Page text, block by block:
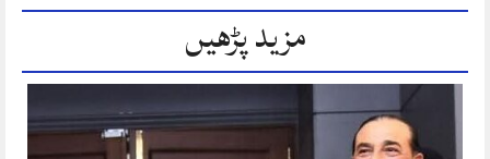
مزید پڑھیں